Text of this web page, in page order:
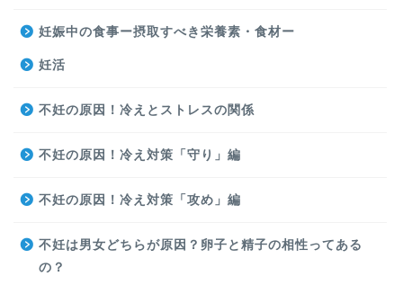
妊娠中の食事ー摂取すべき栄養素・食材ー
妊活
不妊の原因！冷えとストレスの関係
不妊の原因！冷え対策「守り」編
不妊の原因！冷え対策「攻め」編
不妊は男女どちらが原因？卵子と精子の相性ってある
の？